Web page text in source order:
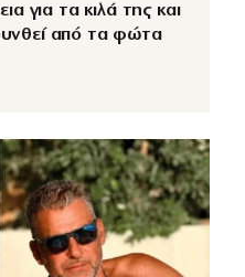
για τα κιλά της και
από τα φώτα